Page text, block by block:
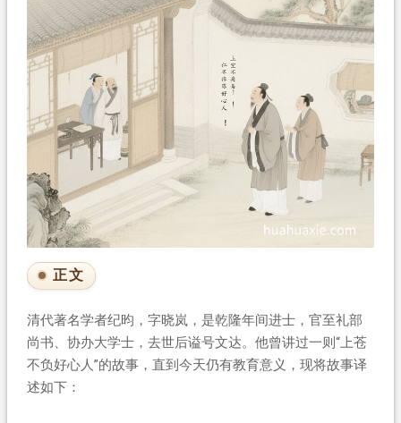
正文
清代著名学者纪昀，字晓岚，是乾隆年间进士，官至礼部
尚书、协办大学士，去世后谥号文达。他曾讲过一则“上苍
不负好心人”的故事，直到今天仍有教育意义，现将故事译
述如下：